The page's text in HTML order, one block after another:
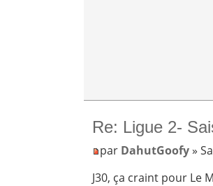
Re: Ligue 2-
par DahutGoofy»
J30, ça craint pour Le